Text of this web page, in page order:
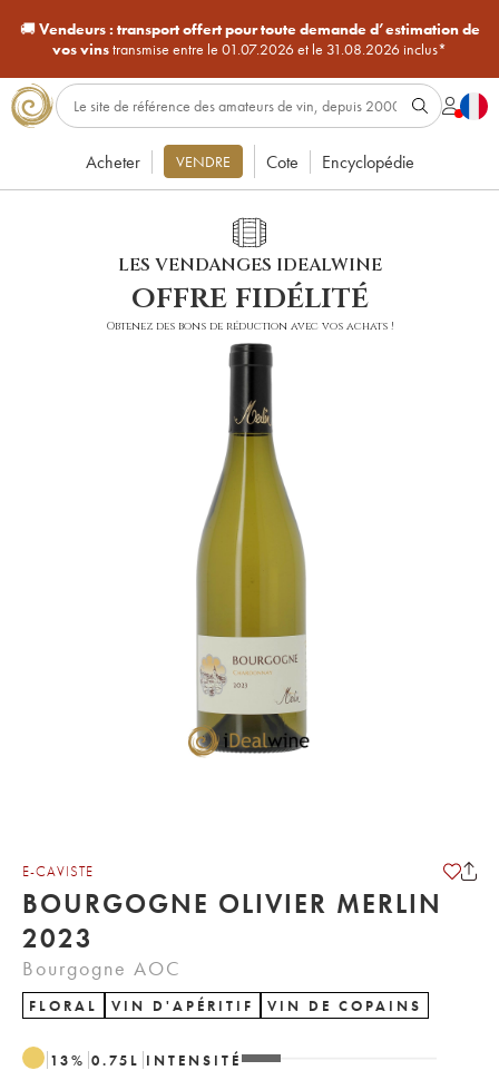
🚚Vendeurs : transport offert pour toute demande d’estimation de
vos vinstransmise entre le 01.07.2026 et le 31.08.2026 inclus*
Acheter VENDRE Cote Encyclopédie
LES VENDANGES IDEALWINE
offre fidélité
Obtenez des bons de réduction avec vos achats !
E-CAVISTE
BOURGOGNE OLIVIER MERLIN
2023
Bourgogne AOC
FLORAL VIN D'APÉRITIF VIN DE COPAINS
13% 0.75 L INTENSITÉ